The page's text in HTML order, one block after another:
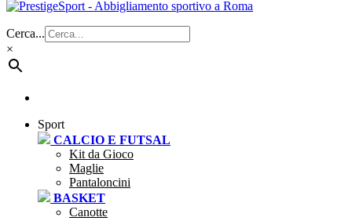
Cerca...
×
Sport
CALCIO E FUTSAL
Kit da Gioco
Maglie
Pantaloncini
BASKET
Canotte